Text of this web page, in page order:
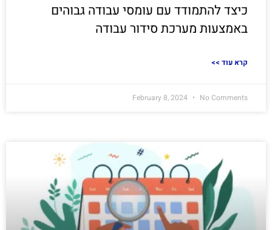
כיצד להתמודד עם עומסי עבודה גבוהים
באמצעות מערכת סידור עבודה
<< קרא עוד
February 8, 2024 No Comments